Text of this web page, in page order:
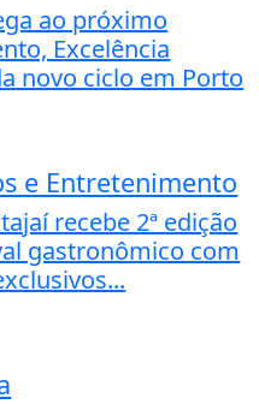
ao próximo
Excelência
novo ciclo em Porto
e Entretenimento
recebe 2ª edição
gastronômico com